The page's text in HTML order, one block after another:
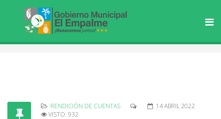
RENDICIÓN DE CUENTAS
14 ABRIL 2022
VISTO: 932